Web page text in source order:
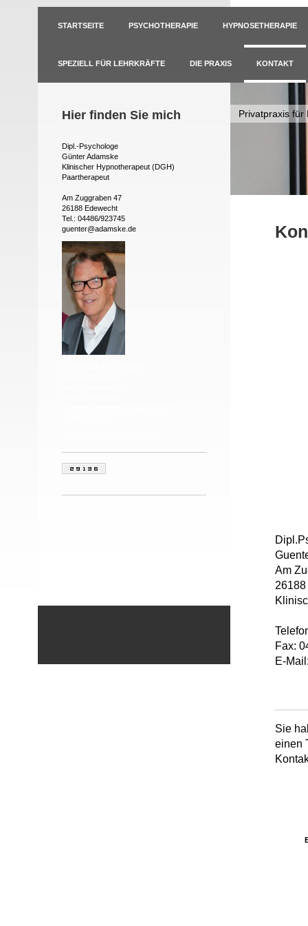
STARTSEITE PSYCHOTHERAPIE HYPNOSETHERAPIE
SPEZIELL FÜR LEHRKRÄFTE DIE PRAXIS KONTAKT
Hier finden Sie mich
Dipl.-Psychologe
Günter Adamske
Klinischer Hypnotherapeut (DGH)
Paartherapeut
Am Zuggraben 47
26188 Edewecht
Tel.: 04486/923745
guenter@adamske.de
Privatpraxis für
Am
Fax:
E-
Sie
einen